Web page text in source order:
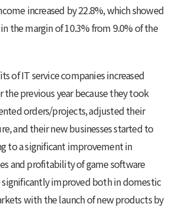
increased by 22.8%, which showed
the margin of 10.3% from 9.0% of the
of IT service companies increased
the previous year because they took
orders/projects, adjusted their
and their new businesses started to
to a significant improvement in
and profitability of game software
significantly improved both in domestic
with the launch of new products by